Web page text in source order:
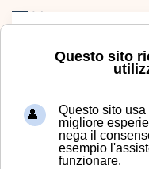
Questo sito
Questo sito
migliore
nega il
esempio
funzionare.
Menu